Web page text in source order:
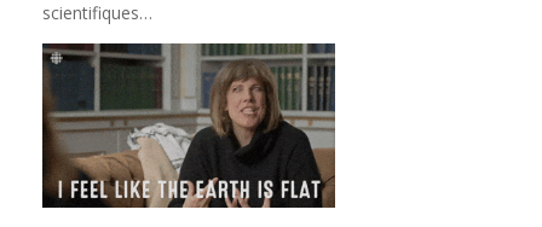
scientifiques…